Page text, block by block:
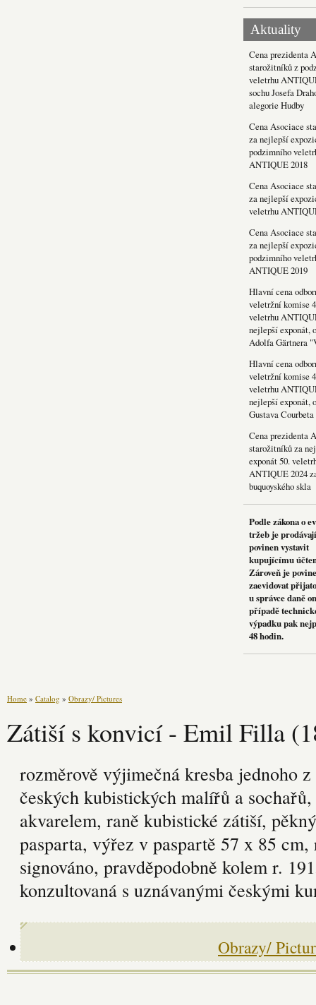
Aktuality
Cena prezidenta
starožitníků z
veletrhu
sochu Josefa
alegorie Hudby
Cena Asociace
za nejlepší
podzimního
ANTIQUE 2018
Cena Asociace
za nejlepší
veletrhu
Cena Asociace
za nejlepší
podzimního
ANTIQUE 2019
Hlavní cena
veletržní komise
veletrhu
nejlepší exponát,
Adolfa Gärtnera
Hlavní cena
veletržní komise
veletrhu
nejlepší exponát,
Gustava
Cena prezidenta
starožitníků za
exponát 50.
ANTIQUE 2024
buquoyského skla
Podle zákona o
tržeb je
povinen vystavit
kupujícímu
Zároveň je
zaevidovat
u správce daně
případě
výpadku pak
48 hodin.
Home » Catalog » Obrazy/ Pictures
Zátiší s konvicí - Emil Filla
rozměrově výjimečná kresba jednoho
českých kubistických malířů a
akvarelem, raně kubistické zátiší,
pasparta, výřez v paspartě 57 x 85
signováno, pravděpodobně kolem r.
konzultovaná s uznávanými českými
Obrazy/